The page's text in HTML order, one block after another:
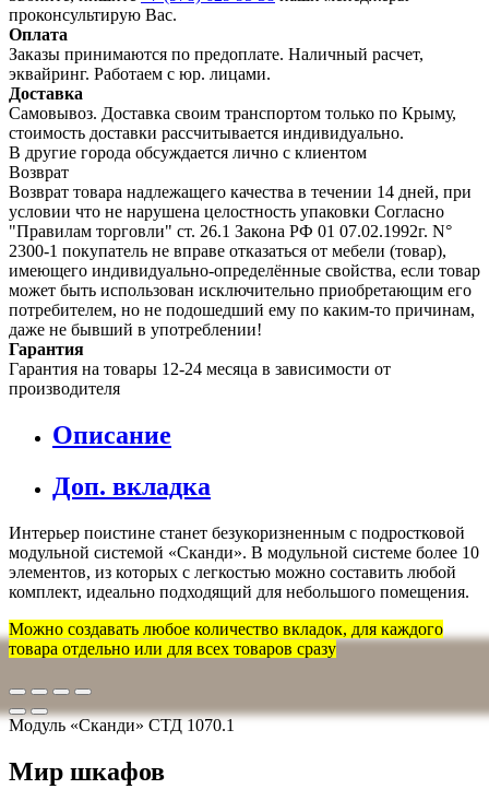
проконсультирую Вас.
Оплата
Заказы принимаются по предоплате. Наличный расчет,
эквайринг. Работаем с юр. лицами.
Доставка
Самовывоз. Доставка своим транспортом только по Крыму,
стоимость доставки рассчитывается индивидуально.
В другие города обсуждается лично с клиентом
Возврат
Возврат товара надлежащего качества в течении 14 дней, при
условии что не нарушена целостность упаковки Согласно
"Правилам торговли" ст. 26.1 Закона РФ 01 07.02.1992г. N°
2300-1 покупатель не вправе отказаться от мебели (товар),
имеющего индивидуально-определённые свойства, если товар
может быть использован исключительно приобретающим его
потребителем, но не подошедший eмy по каким-то причинам,
даже не бывший в употреблении!
Гарантия
Гарантия на товары 12-24 месяца в зависимости от
производителя
Описание
Доп. вкладка
Интерьер поистине станет безукоризненным с подростковой
модульной системой «Сканди». В модульной системе более 10
элементов, из которых с легкостью можно составить любой
комплект, идеально подходящий для небольшого помещения.
Можно создавать любое количество вкладок, для каждого
товара отдельно или для всех товаров сразу
Модуль «Сканди» СТД 1070.1
Мир шкафов